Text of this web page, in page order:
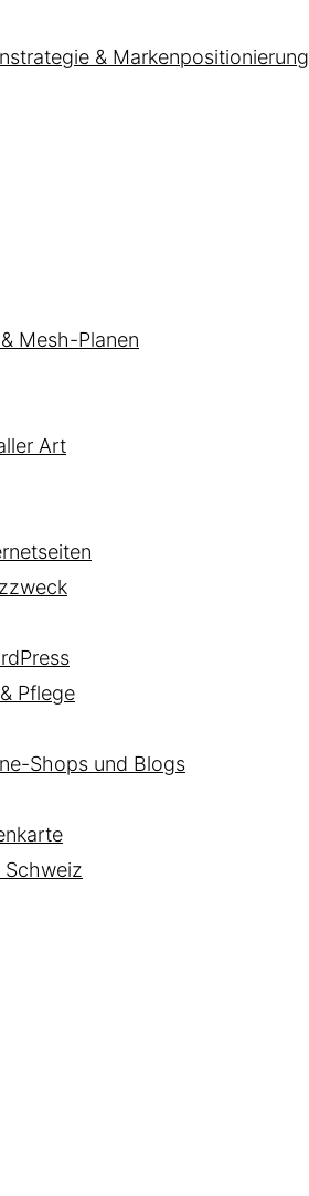
& Markenpositionierung
Mesh-Planen
Art
Pflege
Shops und Blogs
Schweiz